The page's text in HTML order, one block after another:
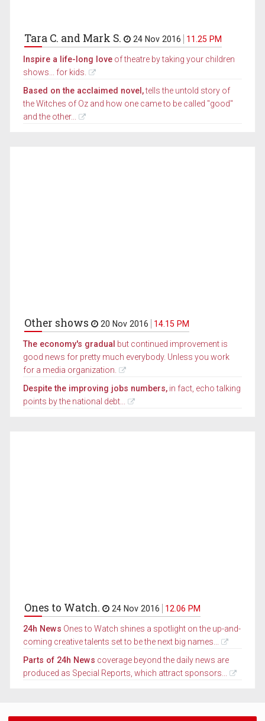
Tara C. and Mark S. 24 Nov 2016 11.25 PM
Inspire a life-long love of theatre by taking your children
shows... for kids.
Based on the acclaimed novel,tells the untold story of
the Witches of Oz and how one came to be called "good"
and the other...
Other shows 20 Nov 2016 14.15 PM
The economy's gradual but continued improvement is
good news for pretty much everybody. Unless you work
for a media organization.
Despite the improving jobs numbers, in fact, echo talking
points by the national debt...
Ones to Watch. 24 Nov 2016 12.06 PM
24h News Ones to Watch shines a spotlight on the up-and-
coming creative talents set to be the next big names...
Parts of 24h News coverage beyond the daily news are
produced as Special Reports, which attract sponsors...